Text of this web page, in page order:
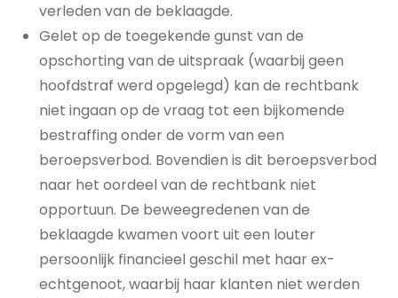
verleden van de beklaagde.
Gelet op de toegekende gunst van de
opschorting van de uitspraak (waarbij geen
hoofdstraf werd opgelegd) kan de rechtbank
niet ingaan op de vraag tot een bijkomende
bestraffing onder de vorm van een
beroepsverbod. Bovendien is dit beroepsverbod
naar het oordeel van de rechtbank niet
opportuun. De beweegredenen van de
beklaagde kwamen voort uit een louter
persoonlijk financieel geschil met haar ex-
echtgenoot, waarbij haar klanten niet werden